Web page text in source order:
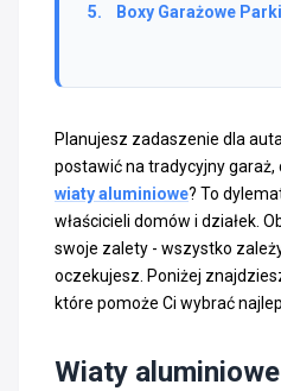
Boxy Garażowe
Planujesz zadaszenie dla
postawić na tradycyjny
wiaty aluminiowe? To
właścicieli domów i działek.
swoje zalety - wszystko
oczekujesz. Poniżej
które pomoże Ci wybrać
Wiaty